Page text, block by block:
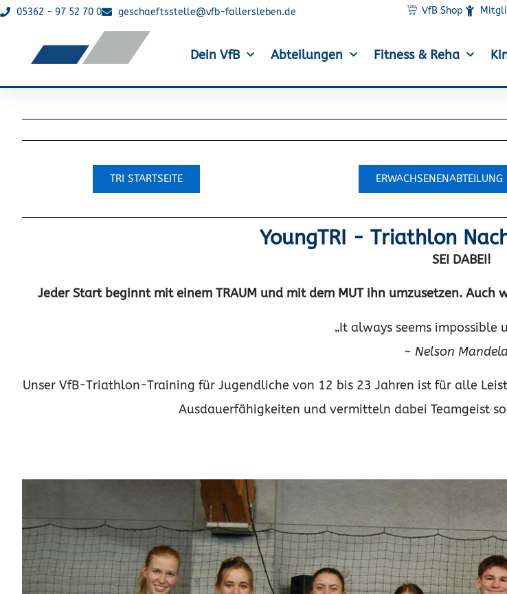
05362 - 97 52 70 0 geschaeftsstelle@vfb-fallersleben.de VfB Shop
Dein VfB Abteilungen Fitness & Reha
TRI STARTSEITE ERWACHSENENABTEILUNG
YoungTRI - Triathlon
SEI DABEI!
Jeder Start beginnt mit einem TRAUM und mit dem MUT ihn umzusetzen.
„It always seems impossible
~ Nelson
Unser VfB-Triathlon-Training für Jugendliche von 12 bis 23 Jahren ist für alle
Ausdauerfähigkeiten und vermitteln dabei Teamgeist